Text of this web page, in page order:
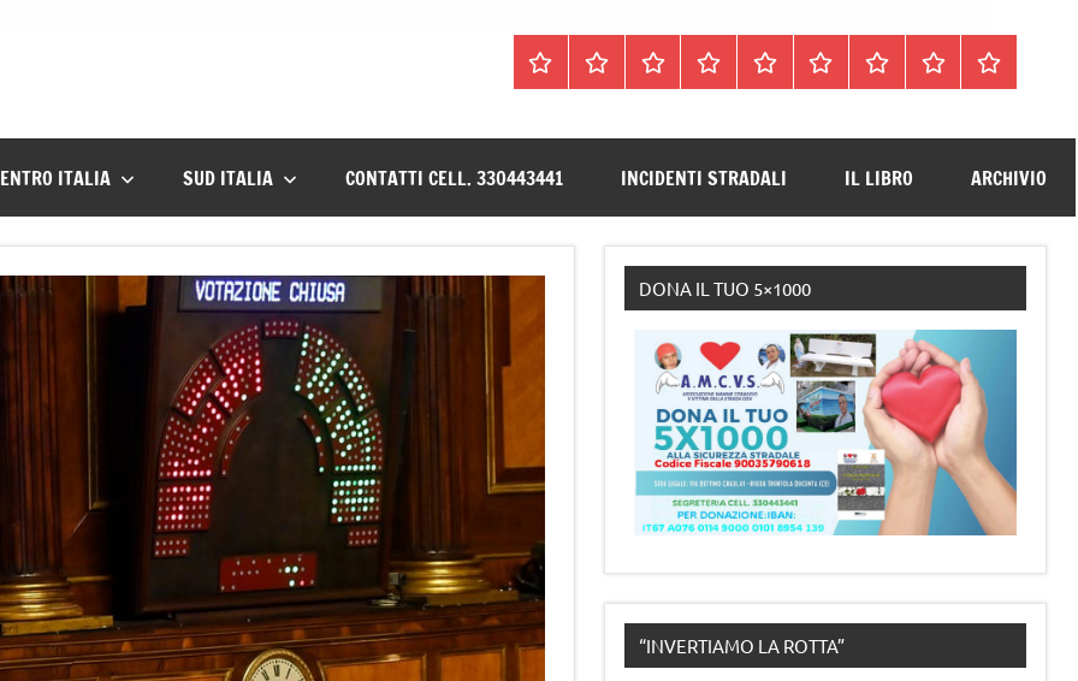
HomepageSegnalazioni
Nord
Centro
Sud
Contatti
330443441
Incidenti
Il
Archivio
ITALIA SUD ITALIA CONTATTI CELL. 330443441 INCIDENTI STRADALI IL LIBRO ARCHIVIO
DONA IL TUO 5×1000
“INVERTIAMO LA ROTTA”